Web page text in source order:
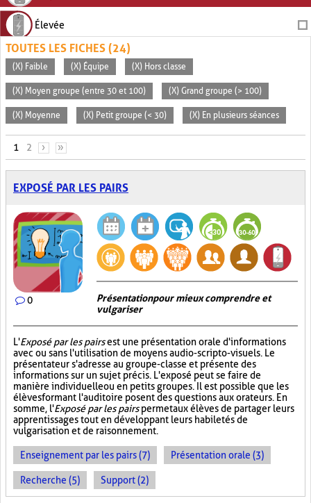
Élevée
TOUTES LES FICHES (24)
(X) Faible (X) Équipe (X) Hors classe
(X) Moyen groupe (entre 30 et 100) (X) Grand groupe (> 100)
(X) Moyenne (X) Petit groupe (< 30) (X) En plusieurs séances
PAGES
1 2 › »
EXPOSÉ PAR LES PAIRS
0
Présentation pour mieux comprendre et
vulgariser
L'Exposé par les pairsest une présentation orale d'informations
avec ou sans l'utilisation de moyens audio-scripto-visuels. Le
présentateur s'adresse au groupe-classe et présente des
informations sur un sujet précis. L'exposé peut se faire de
manière individuelle ou en petits groupes. Il est possible que les
élèves formant l'auditoire posent des questions aux orateurs. En
somme, l'Exposé par les pairspermet aux élèves de partager leurs
apprentissages tout en développant leurs habiletés de
vulgarisation et de raisonnement.
Enseignement par les pairs (7) Présentation orale (3)
Recherche (5) Support (2)